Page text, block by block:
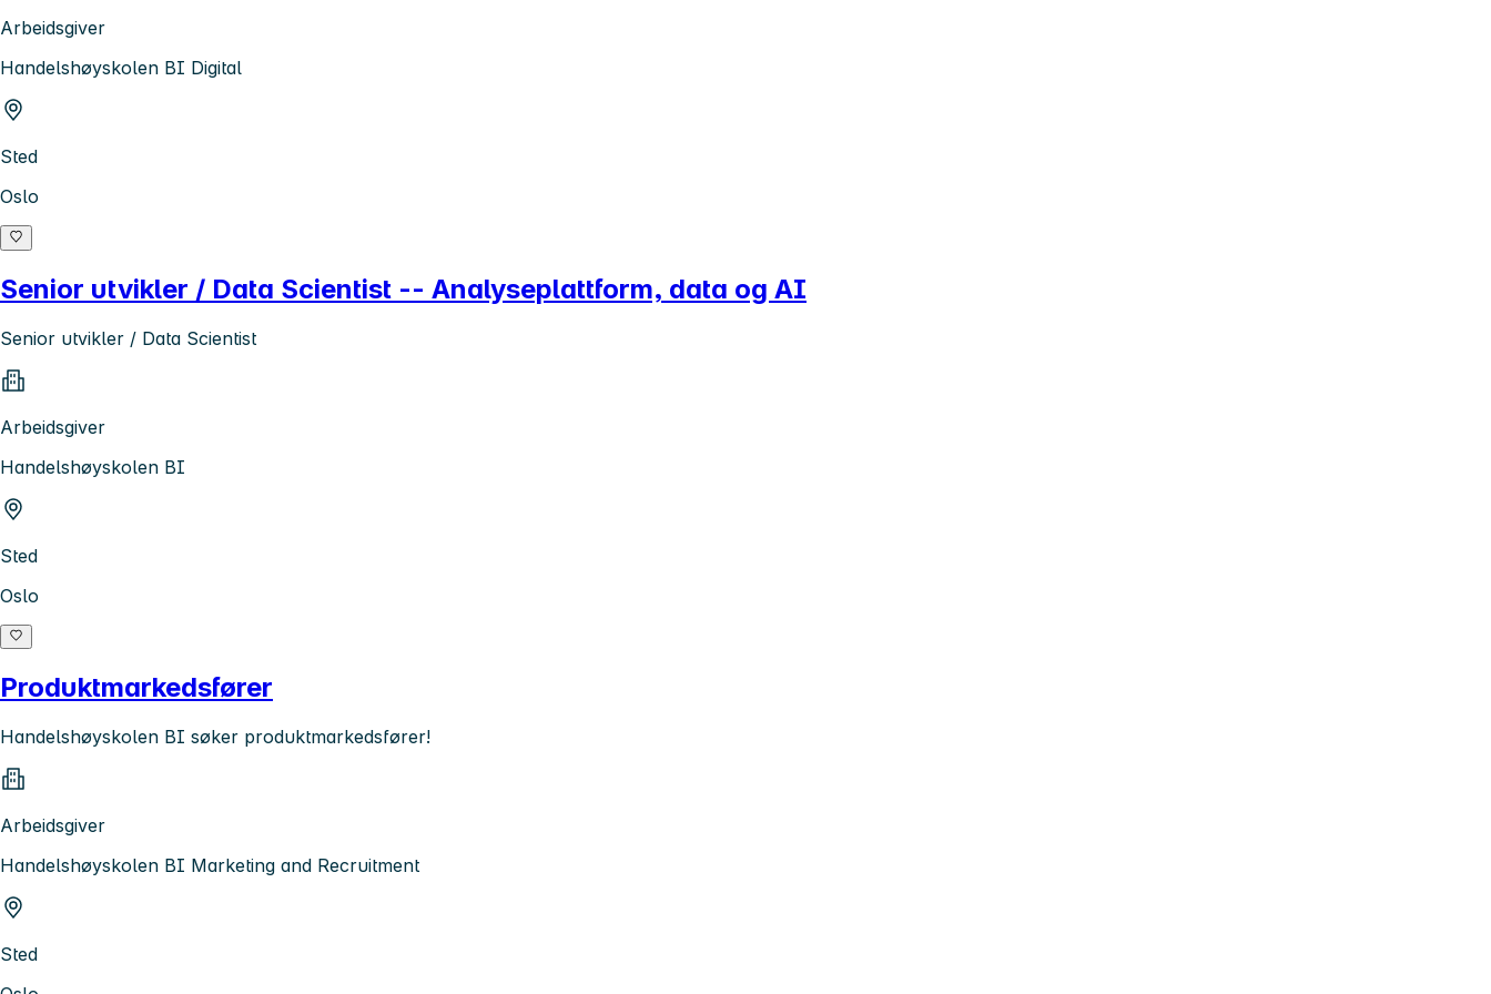
Arbeidsgiver
Handelshøyskolen BI Digital
Sted
Oslo
Senior utvikler / Data Scientist -- Analyseplattform, data og AI
Senior utvikler / Data Scientist
Arbeidsgiver
Handelshøyskolen BI
Sted
Oslo
Produktmarkedsfører
Handelshøyskolen BI søker produktmarkedsfører!
Arbeidsgiver
Handelshøyskolen BI Marketing and Recruitment
Sted